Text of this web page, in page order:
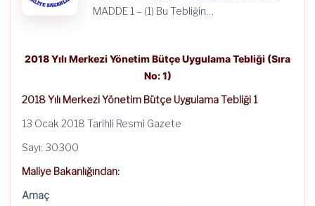
MADDE 1 – (1) Bu Tebliğin…
2018 Yılı Merkezi Yönetim Bütçe Uygulama Tebliği (Sıra
No: 1)
2018 Yılı Merkezi Yönetim Bütçe Uygulama Tebliği 1
13 Ocak 2018 Tarihli Resmi Gazete
Sayı: 30300
Maliye Bakanlığından:
Amaç